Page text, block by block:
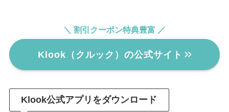
＼ 割引クーポン特典豊富 ／
Klook（クルック）の公式サイト
Klook公式アプリをダウンロード